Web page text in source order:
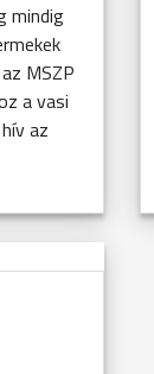
mindig
MSZP
a vasi
az